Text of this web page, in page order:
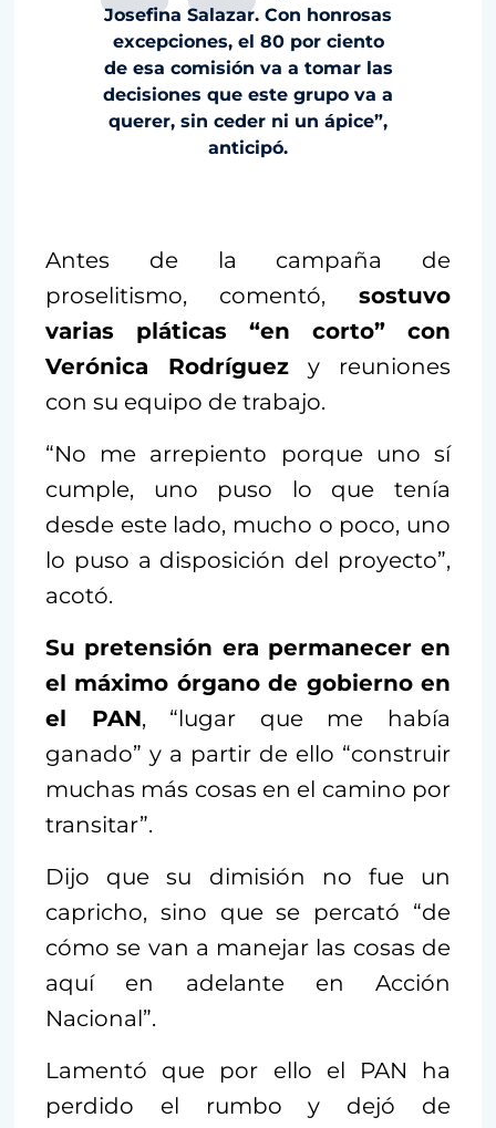
Josefina Salazar. Con honrosas
excepciones, el 80 por ciento
de esa comisión va a tomar las
decisiones que este grupo va a
querer, sin ceder ni un ápice”,
anticipó.
Antes de la campaña de
proselitismo, comentó, sostuvo
varias pláticas “en corto” con
Verónica Rodríguez y reuniones
con su equipo de trabajo.
“No me arrepiento porque uno sí
cumple, uno puso lo que tenía
desde este lado, mucho o poco, uno
lo puso a disposición del proyecto”,
acotó.
Su pretensión era permanecer en
el máximo órgano de gobierno en
el PAN, “lugar que me había
ganado” y a partir de ello “construir
muchas más cosas en el camino por
transitar”.
Dijo que su dimisión no fue un
capricho, sino que se percató “de
cómo se van a manejar las cosas de
aquí en adelante en Acción
Nacional”.
Lamentó que por ello el PAN ha
perdido el rumbo y dejó de